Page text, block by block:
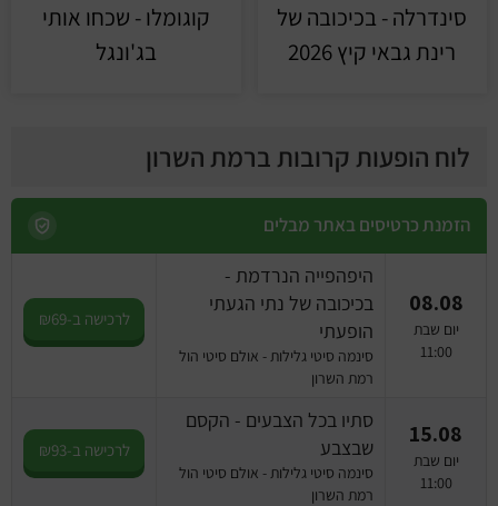
סינדרלה - בכיכובה של
רינת גבאי קיץ 2026
קוגומלו - שכחו אותי
בג'ונגל
לוח הופעות קרובות ברמת השרון
הזמנת כרטיסים באתר מבלים
08.08
יום שבת
11:00
היפהפייה הנרדמת -
בכיכובה של נתי הגעתי
הופעתי
סינמה סיטי גלילות - אולם סיטי הול
רמת השרון
לרכישה ב-₪69
15.08
יום שבת
11:00
סתיו בכל הצבעים - הקסם
שבצבע
סינמה סיטי גלילות - אולם סיטי הול
רמת השרון
לרכישה ב-₪93